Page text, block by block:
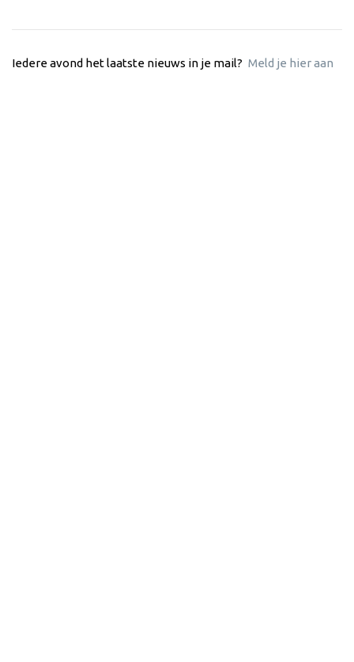
Iedere avond het laatste nieuws in je mail? Meld je hier aan